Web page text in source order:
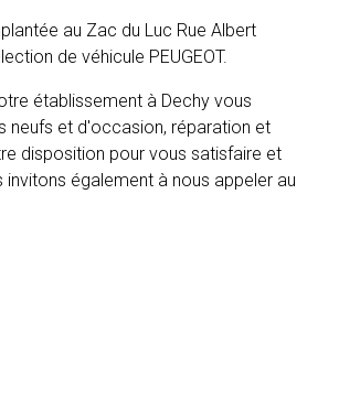
au Zac du Luc Rue Albert
de véhicule PEUGEOT.
établissement à Dechy vous
neufs et d'occasion, réparation et
disposition pour vous satisfaire et
également à nous appeler au